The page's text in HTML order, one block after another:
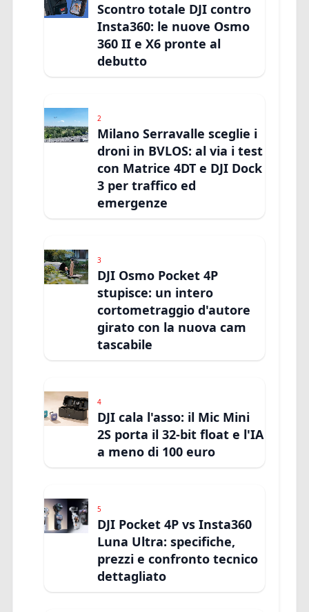
Scontro totale DJI contro
Insta360: le nuove Osmo
360 II e X6 pronte al
debutto
2
Milano Serravalle sceglie i
droni in BVLOS: al via i test
con Matrice 4DT e DJI Dock
3 per traffico ed
emergenze
3
DJI Osmo Pocket 4P
stupisce: un intero
cortometraggio d'autore
girato con la nuova cam
tascabile
4
DJI cala l'asso: il Mic Mini
2S porta il 32-bit float e l'IA
a meno di 100 euro
5
DJI Pocket 4P vs Insta360
Luna Ultra: specifiche,
prezzi e confronto tecnico
dettagliato